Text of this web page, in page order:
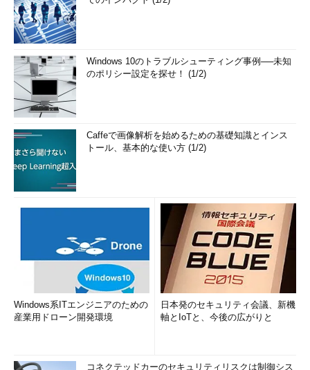
Windows 10のトラブルシューティング事例──未知
のポリシー設定を探せ！ (1/2)
Caffeで画像解析を始めるための基礎知識とインス
トール、基本的な使い方 (1/2)
Windows系ITエンジニアのための
産業用ドローン開発環境
日本発のセキュリティ会議、新機
軸とIoTと、今後の広がりと
コネクテッドカーのセキュリティリスクは制御シス